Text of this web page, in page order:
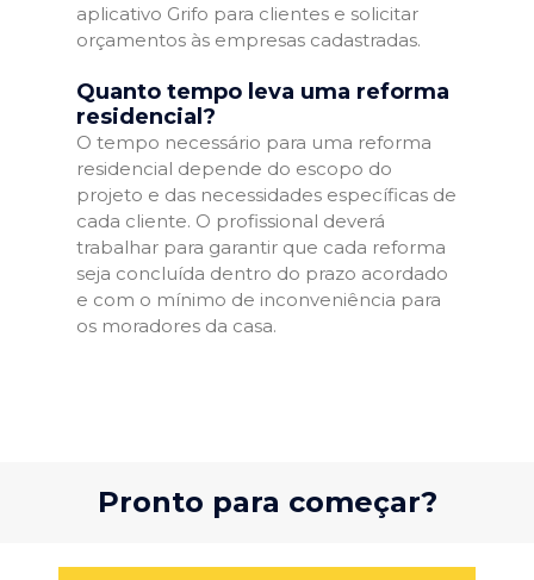
aplicativo Grifo para clientes e solicitar
orçamentos às empresas cadastradas.
Quanto tempo leva uma reforma
residencial?
O tempo necessário para uma reforma
residencial depende do escopo do
projeto e das necessidades específicas de
cada cliente. O profissional deverá
trabalhar para garantir que cada reforma
seja concluída dentro do prazo acordado
e com o mínimo de inconveniência para
os moradores da casa.
Pronto para começar?